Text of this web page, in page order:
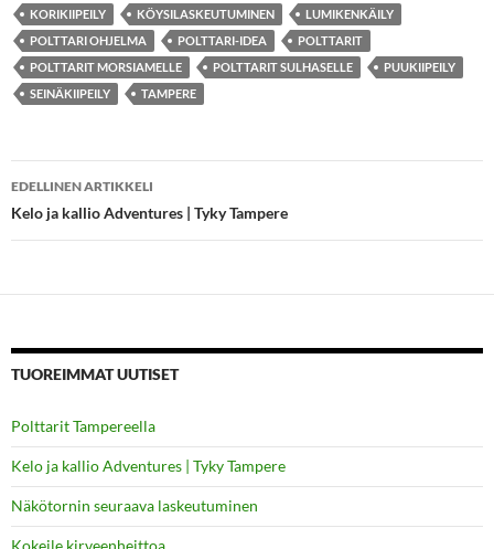
KORIKIIPEILY KÖYSILASKEUTUMINEN
LUMIKENKÄILY
POLTTARI OHJELMA
POLTTARI-IDEA
POLTTARIT
POLTTARIT MORSIAMELLE
POLTTARIT SULHASELLE
PUUKIIPEILY
SEINÄKIIPEILY
TAMPERE
Artikkelien
selaus
EDELLINEN ARTIKKELI
Kelo ja kallio Adventures | Tyky Tampere
TUOREIMMAT UUTISET
Polttarit Tampereella
Kelo ja kallio Adventures | Tyky Tampere
Näkötornin seuraava laskeutuminen